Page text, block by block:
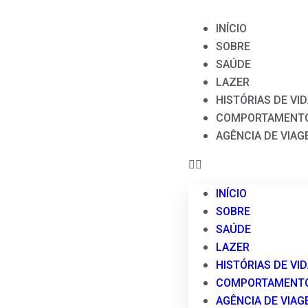
INÍCIO
SOBRE
SAÚDE
LAZER
HISTÓRIAS DE
AGÊNCIA DE
INÍCIO
SOBRE
SAÚDE
LAZER
HISTÓRIAS DE
AGÊNCIA DE